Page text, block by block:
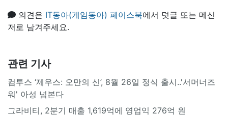
의견은 IT동아(게임동아) 페이스북에서 덧글 또는 메신
저로 남겨주세요.
관련 기사
컴투스 ‘제우스: 오만의 신’, 8월 26일 정식 출시..'서머너즈
워' 아성 넘본다
그라비티, 2분기 매출 1,619억에 영업익 276억 원